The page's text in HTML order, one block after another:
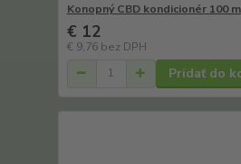
Konopný CBD kondicionér 100
€ 12
€ 9,76 bez DPH
Pridať do